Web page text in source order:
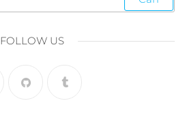
marketing
digital
FOLLOW US